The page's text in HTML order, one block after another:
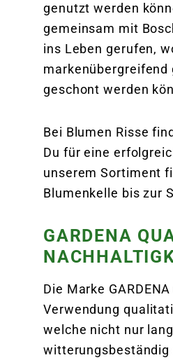
genutzt werden
gemeinsam mit
ins Leben gerufen,
markenübergreifend
geschont werden
Bei Blumen Risse
Du für eine
unserem Sortiment
Blumenkelle bis zur
GARDENA
Die Marke
Verwendung
welche nicht nur
witterungsbeständig